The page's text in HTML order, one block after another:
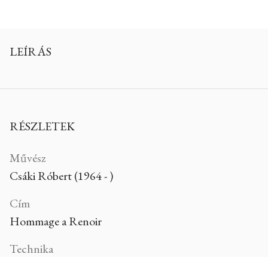
LEÍRÁS
RÉSZLETEK
Művész
Csáki Róbert (1964 - )
Cím
Hommage a Renoir
Technika